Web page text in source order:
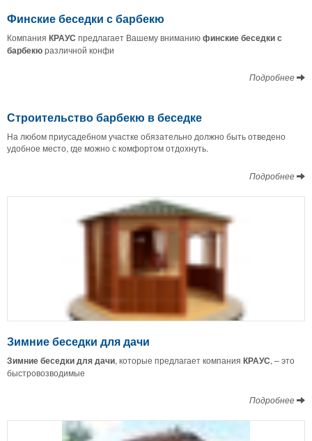
Финские беседки с барбекю
Компания КРАУС предлагает Вашему вниманиюфинские беседки с
барбекюразличной конфи
Подробнее
Строительство барбекю в беседке
На любом приусадебном участке обязательно должно быть отведено
удобное место, где можно с комфортом отдохнуть.
Подробнее
Зимние беседки для дачи
Зимние беседки для дачи, которые предлагает компания КРАУС, – это
быстровозводимые
Подробнее